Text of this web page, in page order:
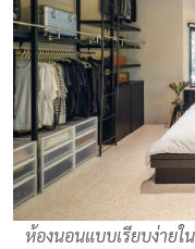
ห้องนอนแบบเรียบง่าย